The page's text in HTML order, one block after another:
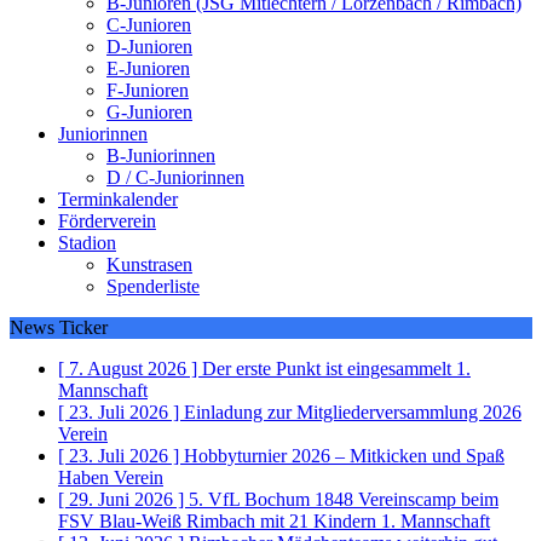
C-Junioren
D-Junioren
E-Junioren
F-Junioren
G-Junioren
Juniorinnen
B-Juniorinnen
D / C-Juniorinnen
Terminkalender
Förderverein
Stadion
Kunstrasen
Spenderliste
News Ticker
[ 7. August 2026 ] Der erste Punkt ist eingesammelt 1.
Mannschaft
[ 23. Juli 2026 ] Einladung zur Mitgliederversammlung 2026
Verein
[ 23. Juli 2026 ] Hobbyturnier 2026 – Mitkicken und Spaß
Haben Verein
[ 29. Juni 2026 ] 5. VfL Bochum 1848 Vereinscamp beim
FSV Blau-Weiß Rimbach mit 21 Kindern 1. Mannschaft